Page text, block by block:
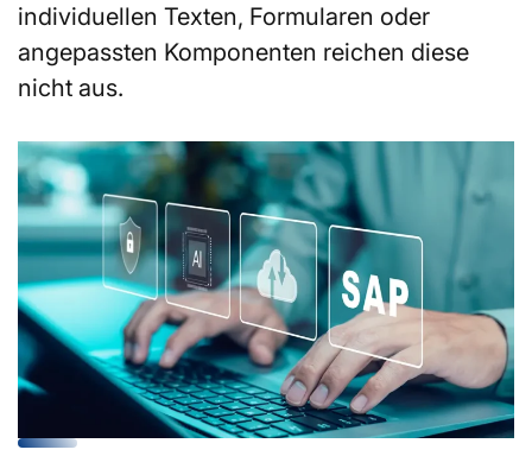
individuellen Texten, Formularen oder
angepassten Komponenten reichen diese
nicht aus.